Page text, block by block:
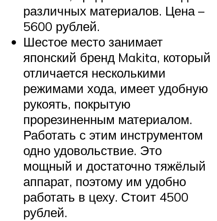
различных материалов. Цена –
5600 рублей.
Шестое место занимает
японский бренд Makita, который
отличается несколькими
режимами хода, имеет удобную
рукоять, покрытую
прорезиненным материалом.
Работать с этим инструментом
одно удовольствие. Это
мощный и достаточно тяжёлый
аппарат, поэтому им удобно
работать в цеху. Стоит 4500
рублей.